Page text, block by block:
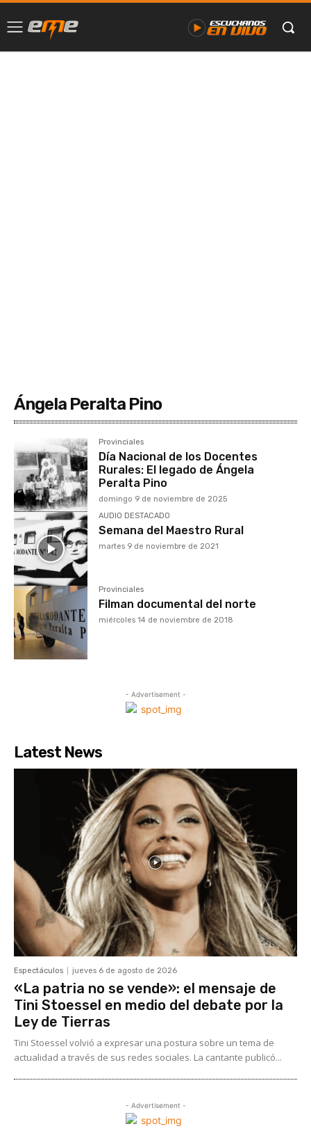
Ángela Peralta Pino
Provinciales
Día Nacional de los Docentes
Rurales: El legado de Ángela
Peralta Pino
domingo 9 de noviembre de 2025
AUDIO DESTACADO
Semana del Maestro Rural
martes 9 de noviembre de 2021
Provinciales
Filman documental del norte
miércoles 14 de noviembre de 2018
- Advertisement -
Latest News
Espectáculos jueves 6 de agosto de 2026
«La patria no se vende»: el mensaje de
Tini Stoessel en medio del debate por la
Ley de Tierras
Tini Stoessel volvió a expresar una postura sobre un tema de
actualidad a través de sus redes sociales. La cantante publicó...
- Advertisement -